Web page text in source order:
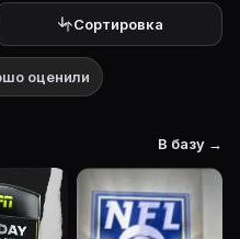
Сортировка
оценили
В базу →